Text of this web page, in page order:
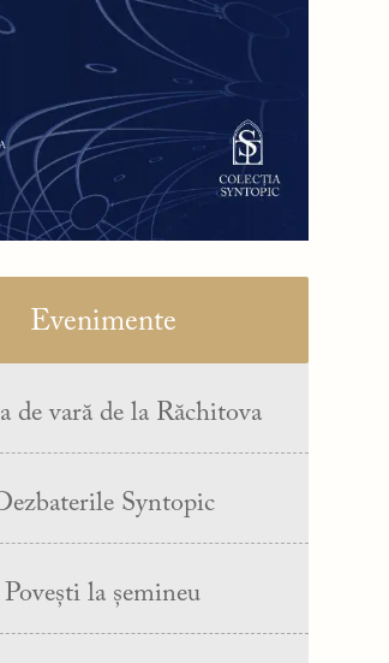
Evenimente
de vară de la Răchitova
Syntopic
Povești la șemineu